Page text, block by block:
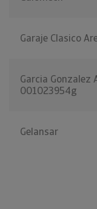
Garaje Clasico
Garcia Gonzalez
001023954g
Gelansar